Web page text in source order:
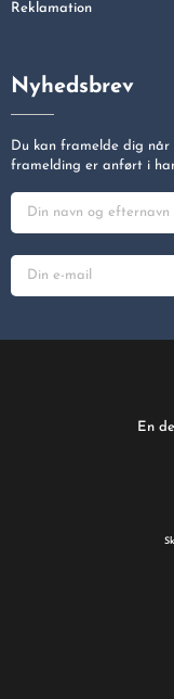
Reklamation
Nyhedsbrev
Du kan framelde dig når
framelding er anført i
En